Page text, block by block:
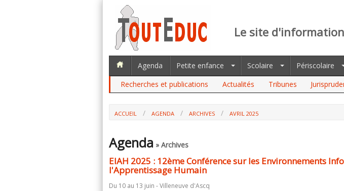
Le site
Agenda Petite enfance Scolaire Périscolaire
Recherches et publications
Actualités Tribunes
ACCUEIL AGENDA ARCHIVES AVRIL 2025
Agenda » Archives
EIAH 2025 : 12ème Conférence sur les Environnements
l'Apprentissage Humain
Du 10 au 13 juin - Villeneuve d'Ascq